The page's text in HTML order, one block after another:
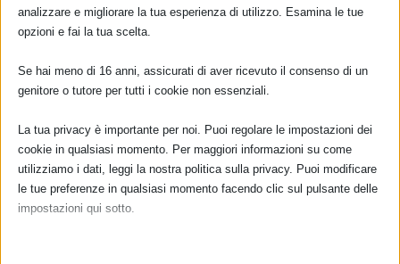
RISPONDI
analizzare e migliorare la tua esperienza di utilizzo. Esamina le tue
opzioni e fai la tua scelta.
Se hai meno di 16 anni, assicurati di aver ricevuto il consenso di un
genitore o tutore per tutti i cookie non essenziali.
La tua privacy è importante per noi. Puoi regolare le impostazioni dei
cookie in qualsiasi momento. Per maggiori informazioni su come
utilizziamo i dati, leggi la nostra politica sulla privacy. Puoi modificare
le tue preferenze in qualsiasi momento facendo clic sul pulsante delle
impostazioni qui sotto.